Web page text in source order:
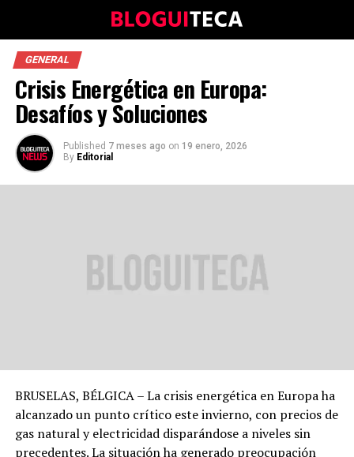
GENERAL
Crisis Energética en Europa:
Desafíos y Soluciones
Published 7 meses ago on 19 enero, 2026
By Editorial
BRUSELAS, BÉLGICA – La crisis energética en Europa ha
alcanzado un punto crítico este invierno, con precios de
gas natural y electricidad disparándose a niveles sin
precedentes. La situación ha generado preocupación